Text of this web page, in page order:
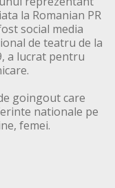
la Romanian PR
social media
de teatru de la
a lucrat pentru
goingout care
nationale pe
femei.